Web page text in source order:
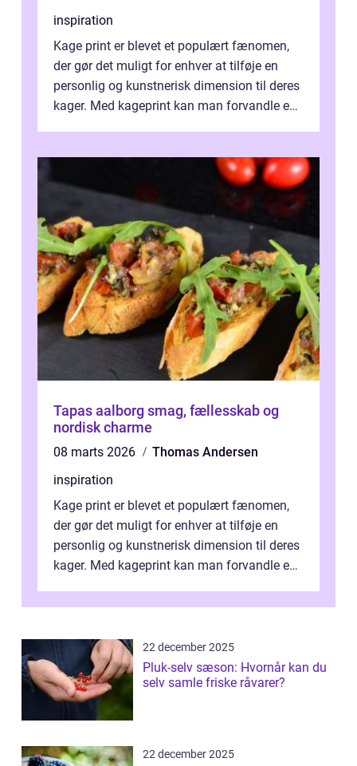
inspiration
Kage print er blevet et populært fænomen,
der gør det muligt for enhver at tilføje en
personlig og kunstnerisk dimension til deres
kager. Med kageprint kan man forvandle en
Tapas aalborg smag, fællesskab og
nordisk charme
08 marts 2026
Thomas Andersen
inspiration
Kage print er blevet et populært fænomen,
der gør det muligt for enhver at tilføje en
personlig og kunstnerisk dimension til deres
kager. Med kageprint kan man forvandle en
22 december 2025
Pluk-selv sæson: Hvornår kan du
selv samle friske råvarer?
22 december 2025